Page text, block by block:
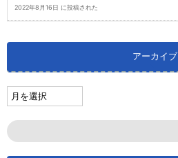
2022年8月16日 に投稿された
アーカイブ